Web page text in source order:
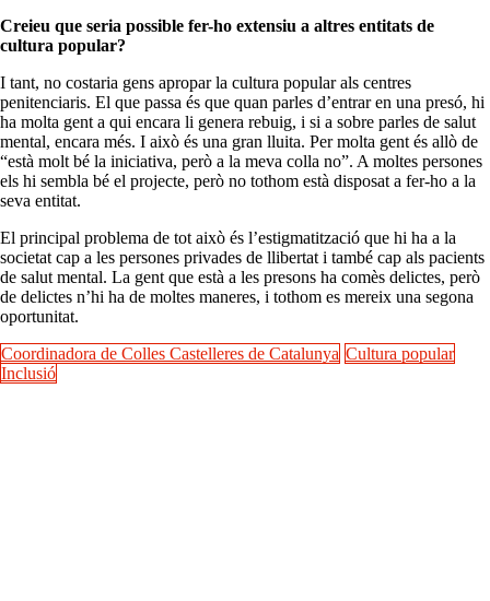
Creieu que seria possible fer-ho extensiu a altres entitats de
cultura popular?
I tant, no costaria gens apropar la cultura popular als centres
penitenciaris. El que passa és que quan parles d’entrar en una presó, hi
ha molta gent a qui encara li genera rebuig, i si a sobre parles de salut
mental, encara més. I això és una gran lluita. Per molta gent és allò de
“està molt bé la iniciativa, però a la meva colla no”. A moltes persones
els hi sembla bé el projecte, però no tothom està disposat a fer-ho a la
seva entitat.
El principal problema de tot això és l’estigmatització que hi ha a la
societat cap a les persones privades de llibertat i també cap als pacients
de salut mental. La gent que està a les presons ha comès delictes, però
de delictes n’hi ha de moltes maneres, i tothom es mereix una segona
oportunitat.
Coordinadora de Colles Castelleres de Catalunya Cultura popular
Inclusió